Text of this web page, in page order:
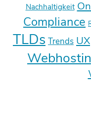
Nachhaltigkeit
Compliance
TLDs Trends UX